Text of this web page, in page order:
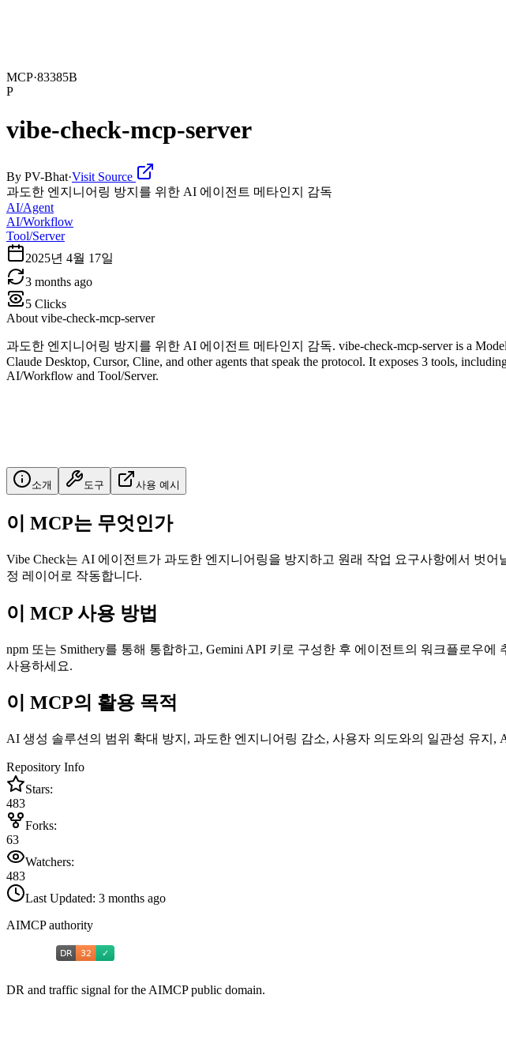
MCP·83385B
P
vibe-check-mcp-server
By PV-Bhat·Visit Source
과도한 엔지니어링 방지를 위한 AI 에이전트 메타인지 감독
AI/Agent
AI/Workflow
Tool/Server
2025년 4월 17일
3 months ago
5 Clicks
About vibe-check-mcp-server
과도한 엔지니어링 방지를 위한 AI 에이전트 메타인지 감독. vibe-check-mcp-server is a Model
Claude Desktop, Cursor, Cline, and other agents that speak the protocol. It exposes 3 tools,
AI/Workflow and Tool/Server.
소개 도구 사용 예시
이 MCP는 무엇인가
Vibe Check는 AI 에이전트가 과도한 엔지니어링을 방지하고 원래 작업 요구사항에서 벗
정 레이어로 작동합니다.
이 MCP 사용 방법
npm 또는 Smithery를 통해 통합하고, Gemini API 키로 구성한 후 에이전트의 워크플로우
사용하세요.
이 MCP의 활용 목적
AI 생성 솔루션의 범위 확대 방지, 과도한 엔지니어링 감소, 사용자 의도와의 일관성 유지,
Repository Info
Stars:
483
Forks:
63
Watchers:
483
Last Updated: 3 months ago
AIMCP authority
DR and traffic signal for the AIMCP public domain.